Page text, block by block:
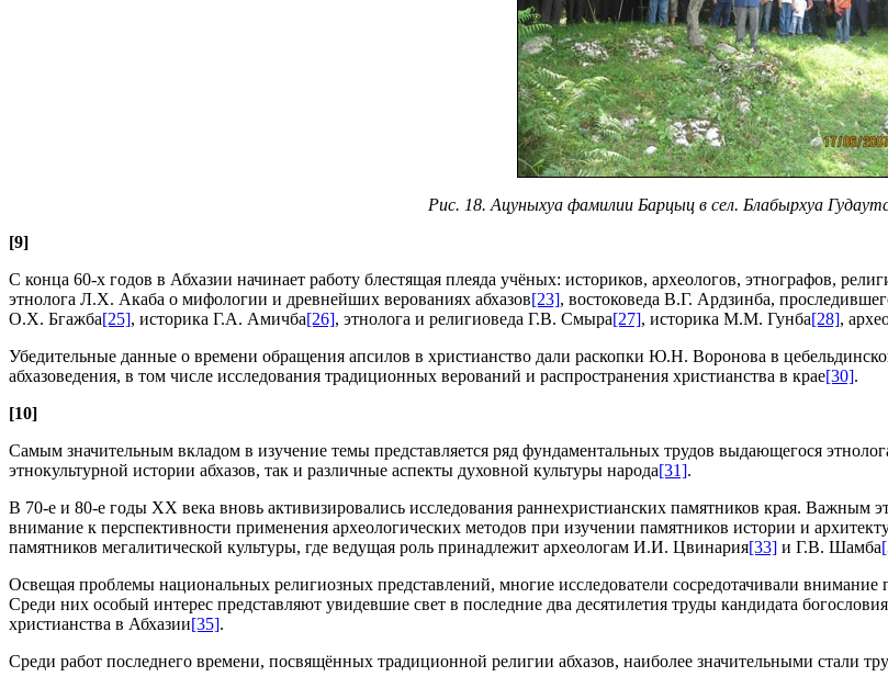
Рис. 18. Ацуныхуа фамилии Барцыц в сел. Блабырхуа
[9]
С конца 60-х годов в Абхазии начинает работу блестящая плеяда учёных: историков, археологов, этнографов,
этнолога Л.Х. Акаба о мифологии и древнейших верованиях абхазов[23], востоковеда В.Г. Ардзинба,
О.Х. Бгажба[25], историка Г.А. Амичба[26], этнолога и религиоведа Г.В. Смыра[27], историка М.М. Гунба[28],
Убедительные данные о времени обращения апсилов в христианство дали раскопки Ю.Н. Воронова в
абхазоведения, в том числе исследования традиционных верований и распространения христианства в крае[30].
[10]
Самым значительным вкладом в изучение темы представляется ряд фундаментальных трудов выдающегося
этнокультурной истории абхазов, так и различные аспекты духовной культуры народа[31].
В 70-е и 80-е годы XX века вновь активизировались исследования раннехристианских памятников края. Важным
внимание к перспективности применения археологических методов при изучении памятников истории и
памятников мегалитической культуры, где ведущая роль принадлежит археологам И.И. Цвинария[33] и Г.В. Шамба
Освещая проблемы национальных религиозных представлений, многие исследователи сосредотачивали внимание
Среди них особый интерес представляют увидевшие свет в последние два десятилетия труды кандидата
христианства в Абхазии[35].
Среди работ последнего времени, посвящённых традиционной религии абхазов, наиболее значительными стали